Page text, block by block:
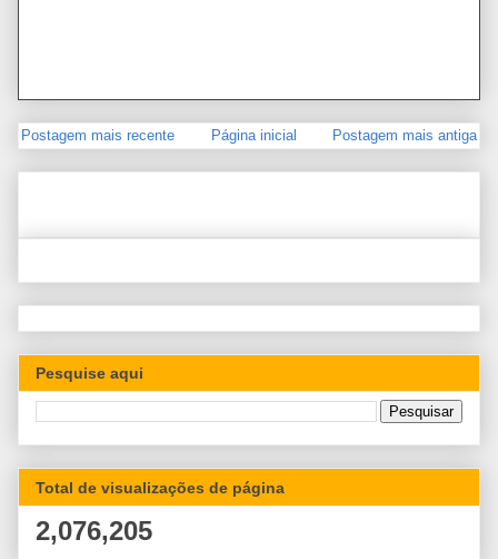
Postagem mais recente Postagem mais antiga
Página inicial
Pesquise aqui
Total de visualizações de página
2,076,205